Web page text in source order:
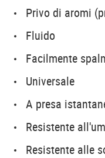
Privo di aromi
Fluido
Facilmente
Universale
A presa
Resistente
Resistente alle